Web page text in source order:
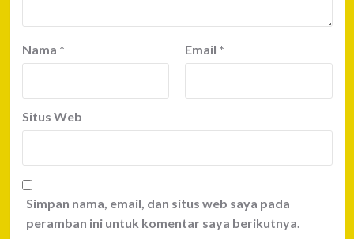
Nama * Email *
Situs Web
Simpan nama, email, dan situs web saya pada
peramban ini untuk komentar saya berikutnya.